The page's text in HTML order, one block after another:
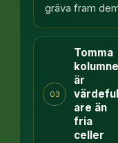
gräva fram
03
Tomma
är
värdefull
are än
fria
celler